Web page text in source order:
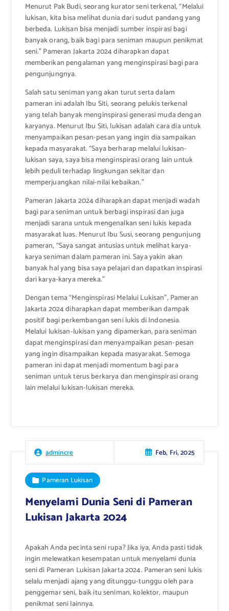
Menurut Pak Budi, seorang kurator seni terkenal, “Melalui
lukisan, kita bisa melihat dunia dari sudut pandang yang
berbeda. Lukisan bisa menjadi sumber inspirasi bagi
banyak orang, baik bagi para seniman maupun penikmat
seni.” Pameran Jakarta 2024 diharapkan dapat
memberikan pengalaman yang menginspirasi bagi para
pengunjungnya.
Salah satu seniman yang akan turut serta dalam
pameran ini adalah Ibu Siti, seorang pelukis terkenal
yang telah banyak menginspirasi generasi muda dengan
karyanya. Menurut Ibu Siti, lukisan adalah cara dia untuk
menyampaikan pesan-pesan yang ingin dia sampaikan
kepada masyarakat. “Saya berharap melalui lukisan-
lukisan saya, saya bisa menginspirasi orang lain untuk
lebih peduli terhadap lingkungan sekitar dan
memperjuangkan nilai-nilai kebaikan.”
Pameran Jakarta 2024 diharapkan dapat menjadi wadah
bagi para seniman untuk berbagi inspirasi dan juga
menjadi sarana untuk mengenalkan seni lukis kepada
masyarakat luas. Menurut Ibu Susi, seorang pengunjung
pameran, “Saya sangat antusias untuk melihat karya-
karya seniman dalam pameran ini. Saya yakin akan
banyak hal yang bisa saya pelajari dan dapatkan inspirasi
dari karya-karya mereka.”
Dengan tema “Menginspirasi Melalui Lukisan”, Pameran
Jakarta 2024 diharapkan dapat memberikan dampak
positif bagi perkembangan seni lukis di Indonesia.
Melalui lukisan-lukisan yang dipamerkan, para seniman
dapat menginspirasi dan menyampaikan pesan-pesan
yang ingin disampaikan kepada masyarakat. Semoga
pameran ini dapat menjadi momentum bagi para
seniman untuk terus berkarya dan menginspirasi orang
lain melalui lukisan-lukisan mereka.
admincre Feb, Fri, 2025
Pameran Lukisan
Menyelami Dunia Seni di Pameran
Lukisan Jakarta 2024
Apakah Anda pecinta seni rupa? Jika iya, Anda pasti tidak
ingin melewatkan kesempatan untuk menyelami dunia
seni di Pameran Lukisan Jakarta 2024. Pameran seni lukis
selalu menjadi ajang yang ditunggu-tunggu oleh para
penggemar seni, baik itu seniman, kolektor, maupun
penikmat seni lainnya.